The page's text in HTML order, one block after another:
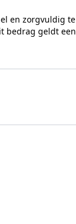
en zorgvuldig
bedrag geldt